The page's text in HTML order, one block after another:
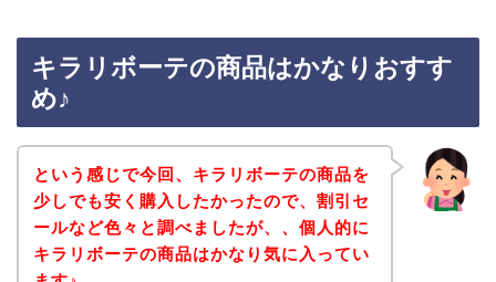
キラリボーテの商品はかなりおすす
め♪
という感じで今回、キラリボーテの商品を
少しでも安く購入したかったので、割引セ
ールなど色々と調べましたが、、個人的に
キラリボーテの商品はかなり気に入ってい